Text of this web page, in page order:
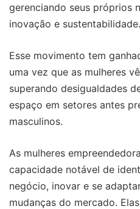
gerenciando seus próprios
inovação e sustentabilidade.
Esse movimento tem
uma vez que as mulheres
superando desigualdades
espaço em setores antes
masculinos.
As mulheres
capacidade notável de
negócio, inovar e se
mudanças do mercado.